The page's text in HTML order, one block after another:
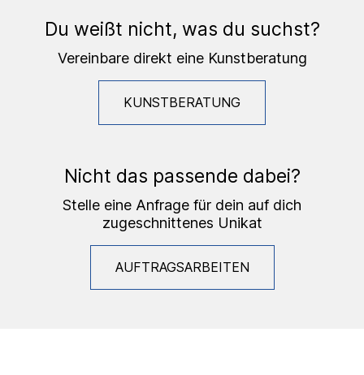
Du weißt nicht, was du suchst?
Vereinbare direkt eine Kunstberatung
KUNSTBERATUNG
Nicht das passende dabei?
Stelle eine Anfrage für dein auf dich
zugeschnittenes Unikat
AUFTRAGSARBEITEN